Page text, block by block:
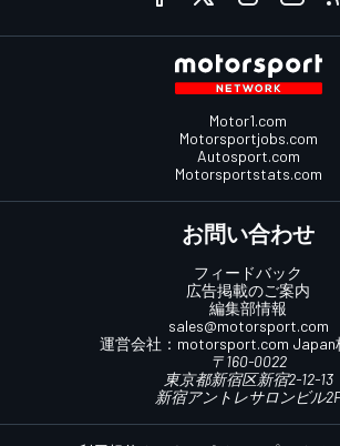
Motor1.com
Motorsportjobs.com
Autosport.com
Motorsportstats.com
お問い合わせ
フィードバック
広告掲載のご案内
編集部情報
sales@motorsport.com
運営会社： motorsport.com Japan
〒160-0022
東京都新宿区新宿2-12-13
新宿アントレサロンビル